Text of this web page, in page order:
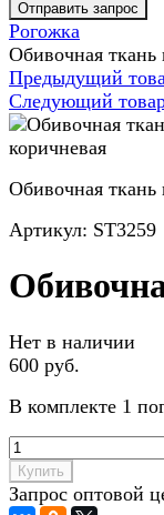
Рогожка
Обивочная ткань
Предыдущий
Следующий
Обивочная ткань
Артикул: ST3259
Нет в наличии
600 руб.
В комплекте 1
Купить
Запрос оптовой